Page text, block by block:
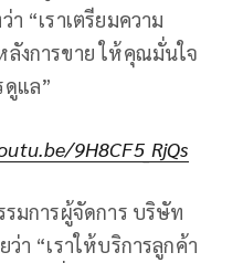
“เราเตรียมความ
งการขาย ให้คุณมั่นใจ
แล”
9H8CF5_RjQs
มการผู้จัดการ บริษัท
า “เราให้บริการลูกค้า